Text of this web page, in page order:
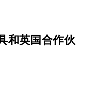
和英国合作伙